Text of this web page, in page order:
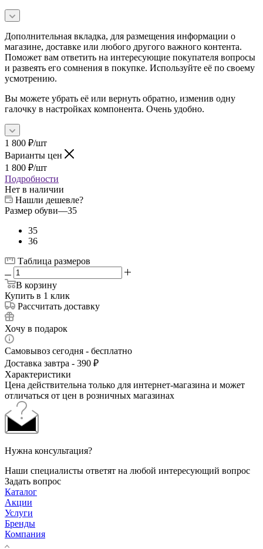
Дополнительная вкладка, для размещения информации о
магазине, доставке или любого другого важного контента.
Поможет вам ответить на интересующие покупателя вопросы
и развеять его сомнения в покупке. Используйте её по своему
усмотрению.
Вы можете убрать её или вернуть обратно, изменив одну
галочку в настройках компонента. Очень удобно.
1 800 ₽/шт
Варианты цен
1 800 ₽/шт
Подробности
Нет в наличии
Нашли дешевле?
Размер обуви—35
35
36
Таблица размеров
В корзину
Купить в 1 клик
Рассчитать доставку
Хочу в подарок
Самовывоз сегодня - бесплатно
Доставка завтра - 390 ₽
Характеристики
Цена действительна только для интернет-магазина и может
отличаться от цен в розничных магазинах
Нужна консультация?
Наши специалисты ответят на любой интересующий вопрос
Задать вопрос
Каталог
Акции
Услуги
Бренды
Компания